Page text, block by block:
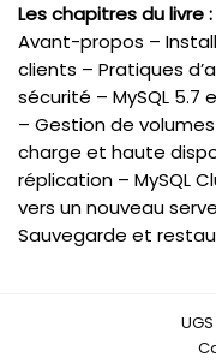
Les chapitres du livre :
Avant-propos –
clients – Pratiques
sécurité – MySQL 5.7
– Gestion de
charge et haute
réplication – MySQL
vers un nouveau
Sauvegarde et